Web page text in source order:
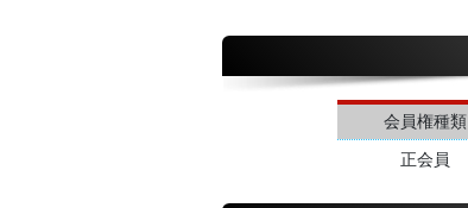
会員権種類
正会員